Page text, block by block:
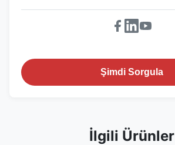
Şimdi Sorgula
İlgili Ürünler